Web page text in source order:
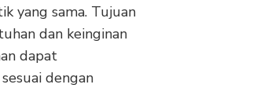
yang sama. Tujuan
dan keinginan
dapat
dengan